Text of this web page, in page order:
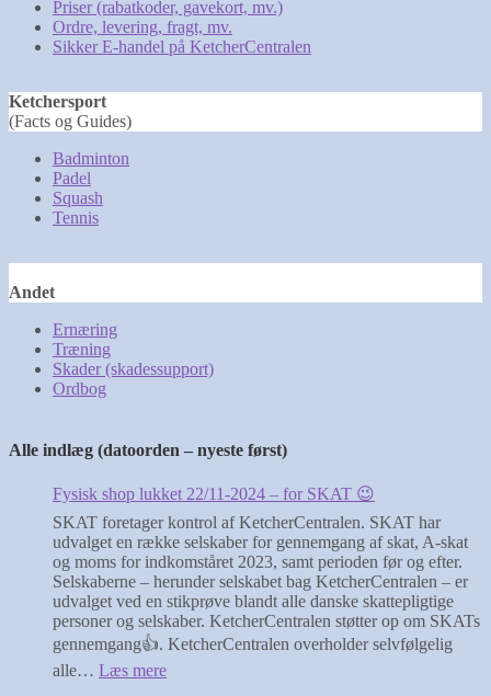
Priser (rabatkoder, gavekort, mv.)
Ordre, levering, fragt, mv.
Sikker E-handel på KetcherCentralen
Ketchersport
(Facts og Guides)
Badminton
Padel
Squash
Tennis
Andet
Ernæring
Træning
Skader (skadessupport)
Ordbog
Alle indlæg (datoorden – nyeste først)
Fysisk shop lukket 22/11-2024 – for SKAT 😉
SKAT foretager kontrol af KetcherCentralen. SKAT har
udvalget en række selskaber for gennemgang af skat, A-skat
og moms for indkomståret 2023, samt perioden før og efter.
Selskaberne – herunder selskabet bag KetcherCentralen – er
udvalget ved en stikprøve blandt alle danske skattepligtige
personer og selskaber. KetcherCentralen støtter op om SKATs
gennemgang👍. KetcherCentralen overholder selvfølgelig
alle… Læs mere: